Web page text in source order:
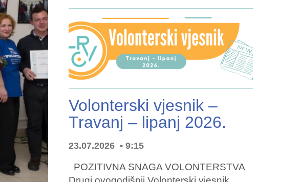
Volonterski vjesnik –
Travanj – lipanj 2026.
23.07.2026 9:15
POZITIVNA SNAGA VOLONTERSTVA